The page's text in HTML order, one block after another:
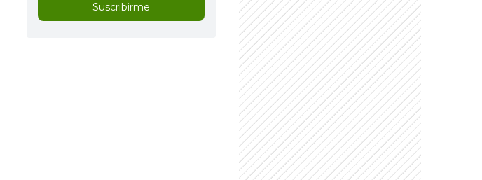
Suscribirme